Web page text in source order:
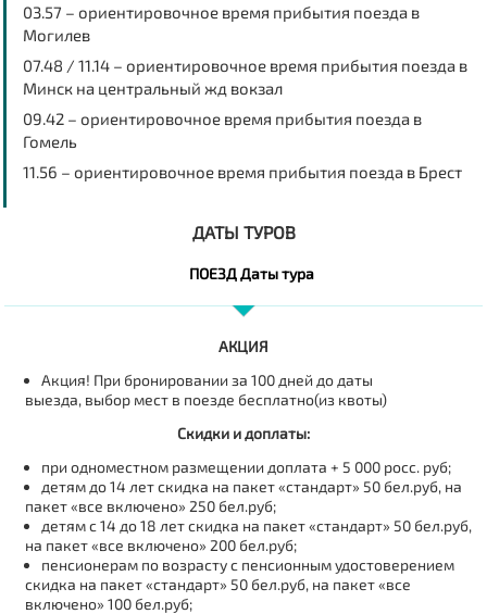
03.57 – ориентировочное время прибытия поезда в
Могилев
07.48 / 11.14 – ориентировочное время прибытия поезда в
Минск на центральный жд вокзал
09.42 – ориентировочное время прибытия поезда в
Гомель
11.56 – ориентировочное время прибытия поезда в Брест
ДАТЫ ТУРОВ
ПОЕЗД Даты тура
АКЦИЯ
Акция! При бронировании за 100 дней до даты
выезда, выбор мест в поезде бесплатно(из квоты)
Скидки и доплаты:
при одноместном размещении доплата + 5 000 росс. руб;
детям до 14 лет скидка на пакет «стандарт» 50 бел.руб, на
пакет «все включено» 250 бел.руб;
детям с 14 до 18 лет скидка на пакет «стандарт» 50 бел.руб,
на пакет «все включено» 200 бел.руб;
пенсионерам по возрасту c пенсионным удостоверением
скидка на пакет «стандарт» 50 бел.руб, на пакет «все
включено» 100 бел.руб;